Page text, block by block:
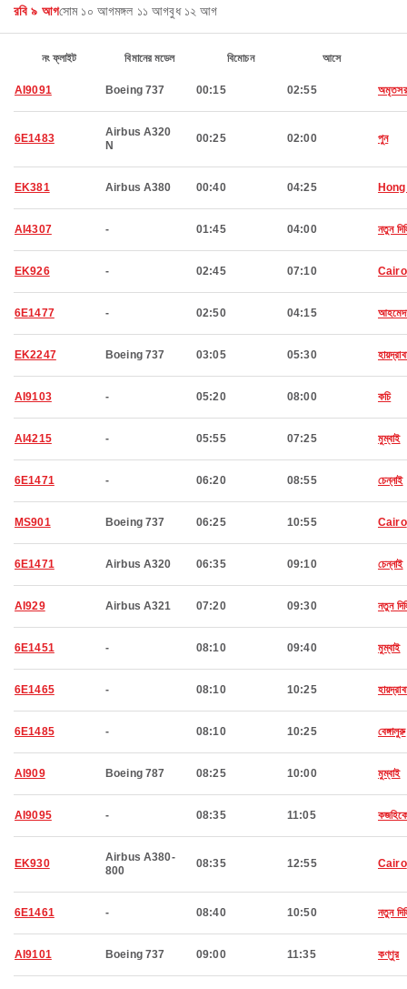
রবি ৯ আগসোম ১০ আগমঙ্গল ১১ আগবুধ ১২ আগ
নং ফ্লাইট বিমানের মডেল বিমোচন আসে
AI9091 Boeing 737 00:15 02:55 অমৃতসর
6E1483
Airbus A320
N
00:25 02:00 পুন
EK381 Airbus A380 00:40 04:25
AI4307 - 01:45 04:00 নতুন
EK926 - 02:45 07:10 Cairo
6E1477 - 02:50 04:15
EK2247 Boeing 737 03:05 05:30
AI9103 - 05:20 08:00 কচি
AI4215 - 05:55 07:25 মুম্বাই
6E1471 - 06:20 08:55 চেন্নাই
MS901 Boeing 737 06:25 10:55 Cairo
6E1471 Airbus A320 06:35 09:10 চেন্নাই
AI929 Airbus A321 07:20 09:30 নতুন
6E1451 - 08:10 09:40 মুম্বাই
6E1465 - 08:10 10:25
6E1485 - 08:10 10:25 বেঙ্গালুরু
AI909 Boeing 787 08:25 10:00 মুম্বাই
AI9095 - 08:35 11:05
EK930
Airbus A380-
800
08:35 12:55 Cairo
6E1461 - 08:40 10:50 নতুন
AI9101 Boeing 737 09:00 11:35 কণ্ণুর